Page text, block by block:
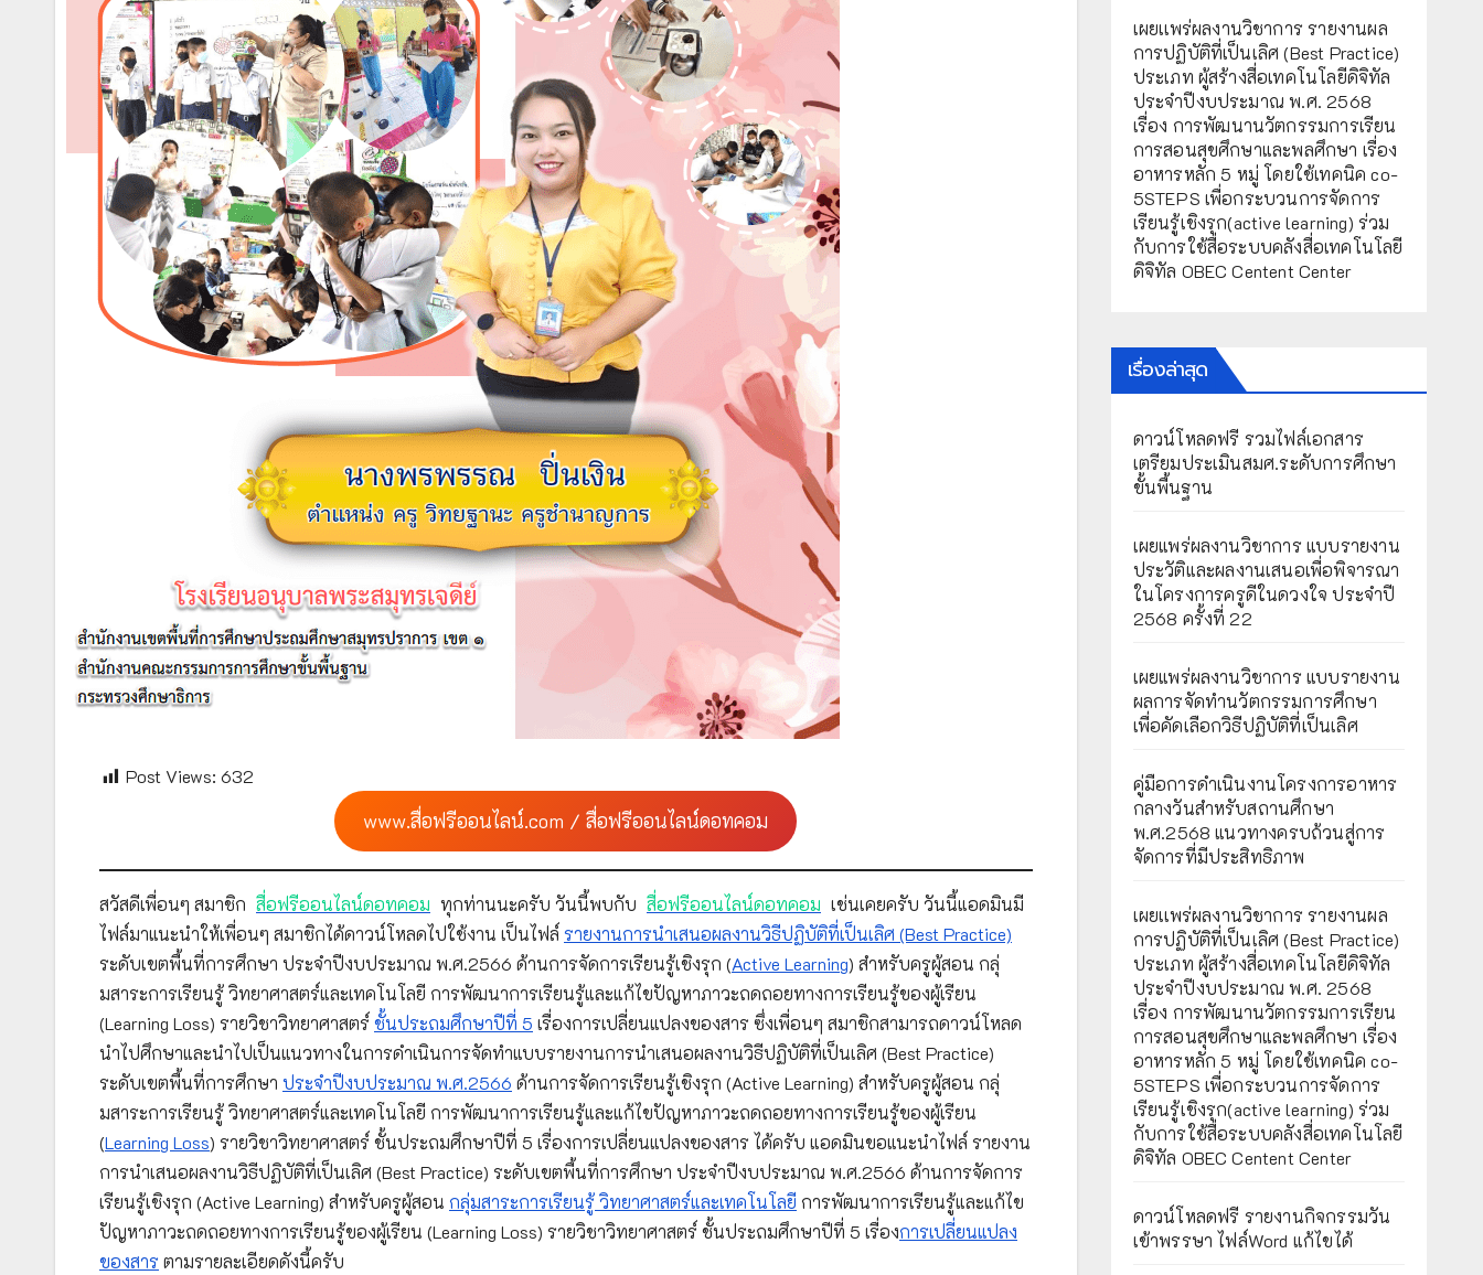
Post Views: 632
www.สื่อฟรีออนไลน์.com / สื่อฟรีออนไลน์ดอทคอม
สวัสดีเพื่อนๆ สมาชิก สื่อฟรีออนไลน์ดอทคอม ทุกท่านนะครับ วันนี้พบกับ สื่อฟรีออนไลน์ดอทคอม เช่นเคยครับ วันนี้แอดมินมี
ไฟล์มาแนะนำให้เพื่อนๆ สมาชิกได้ดาวน์โหลดไปใช้งาน เป็นไฟล์ รายงานการนำเสนอผลงานวิธีปฏิบัติที่เป็นเลิศ (Best Practice)
ระดับเขตพื้นที่การศึกษา ประจำปีงบประมาณ พ.ศ.2566 ด้านการจัดการเรียนรู้เชิงรุก (Active Learning) สำหรับครูผู้สอน กลุ่
มสาระการเรียนรู้ วิทยาศาสตร์และเทคโนโลยี การพัฒนาการเรียนรู้และแก้ไขปัญหาภาวะถดถอยทางการเรียนรู้ของผู้เรียน
(Learning Loss) รายวิชาวิทยาศาสตร์ ชั้นประถมศึกษาปีที่ 5 เรื่องการเปลี่ยนแปลงของสาร ซึ่งเพื่อนๆ สมาชิกสามารถดาวน์โหลด
นำไปศึกษาและนำไปเป็นแนวทางในการดำเนินการจัดทำแบบรายงานการนำเสนอผลงานวิธีปฏิบัติที่เป็นเลิศ (Best Practice)
ระดับเขตพื้นที่การศึกษา ประจำปีงบประมาณ พ.ศ.2566 ด้านการจัดการเรียนรู้เชิงรุก (Active Learning) สำหรับครูผู้สอน กลุ่
มสาระการเรียนรู้ วิทยาศาสตร์และเทคโนโลยี การพัฒนาการเรียนรู้และแก้ไขปัญหาภาวะถดถอยทางการเรียนรู้ของผู้เรียน
(Learning Loss) รายวิชาวิทยาศาสตร์ ชั้นประถมศึกษาปีที่ 5 เรื่องการเปลี่ยนแปลงของสาร ได้ครับ แอดมินขอแนะนำไฟล์ รายงาน
การนำเสนอผลงานวิธีปฏิบัติที่เป็นเลิศ (Best Practice) ระดับเขตพื้นที่การศึกษา ประจำปีงบประมาณ พ.ศ.2566 ด้านการจัดการ
เรียนรู้เชิงรุก (Active Learning) สำหรับครูผู้สอน กลุ่มสาระการเรียนรู้ วิทยาศาสตร์และเทคโนโลยี การพัฒนาการเรียนรู้และแก้ไข
ปัญหาภาวะถดถอยทางการเรียนรู้ของผู้เรียน (Learning Loss) รายวิชาวิทยาศาสตร์ ชั้นประถมศึกษาปีที่ 5 เรื่องการเปลี่ยนแปลง
ของสาร ตามรายละเอียดดังนี้ครับ
เผยเเพร่ผลงานวิชาการ รายงานผล
การปฏิบัติที่เป็นเลิศ (Best Practice)
ประเภท ผู้สร้างสื่อเทคโนโลยีดิจิทัล
ประจำปีงบประมาณ พ.ศ. 2568
เรื่อง การพัฒนานวัตกรรมการเรียน
การสอนสุขศึกษาและพลศึกษา เรื่อง
อาหารหลัก 5 หมู่ โดยใช้เทคนิค co-
5STEPS เพื่อกระบวนการจัดการ
เรียนรู้เชิงรุก(active learning) ร่วม
กับการใช้สื่อระบบคลังสื่อเทคโนโลยี
ดิจิทัล OBEC Centent Center
เรื่องล่าสุด
ดาวน์โหลดฟรี รวมไฟล์เอกสาร
เตรียมประเมินสมศ.ระดับการศึกษา
ขั้นพื้นฐาน
เผยแพร่ผลงานวิชาการ แบบรายงาน
ประวัติและผลงานเสนอเพื่อพิจารณา
ในโครงการครูดีในดวงใจ ประจำปี
2568 ครั้งที่ 22
เผยแพร่ผลงานวิชาการ แบบรายงาน
ผลการจัดทำนวัตกรรมการศึกษา
เพื่อคัดเลือกวิธีปฏิบัติที่เป็นเลิศ
คู่มือการดำเนินงานโครงการอาหาร
กลางวันสำหรับสถานศึกษา
พ.ศ.2568 แนวทางครบถ้วนสู่การ
จัดการที่มีประสิทธิภาพ
เผยเเพร่ผลงานวิชาการ รายงานผล
การปฏิบัติที่เป็นเลิศ (Best Practice)
ประเภท ผู้สร้างสื่อเทคโนโลยีดิจิทัล
ประจำปีงบประมาณ พ.ศ. 2568
เรื่อง การพัฒนานวัตกรรมการเรียน
การสอนสุขศึกษาและพลศึกษา เรื่อง
อาหารหลัก 5 หมู่ โดยใช้เทคนิค co-
5STEPS เพื่อกระบวนการจัดการ
เรียนรู้เชิงรุก(active learning) ร่วม
กับการใช้สื่อระบบคลังสื่อเทคโนโลยี
ดิจิทัล OBEC Centent Center
ดาวน์โหลดฟรี รายงานกิจกรรมวัน
เข้าพรรษา ไฟล์Word แก้ไขได้